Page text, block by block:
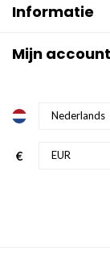
Informatie
Mijn account
€